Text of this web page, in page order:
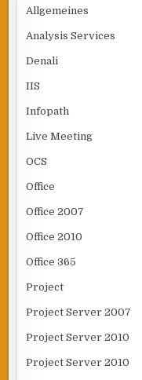
Allgemeines
Analysis Services
Denali
IIS
Infopath
Live Meeting
OCS
Office
Office 2007
Office 2010
Office 365
Project
Project Server 2007
Project Server 2010
Project Server 2010